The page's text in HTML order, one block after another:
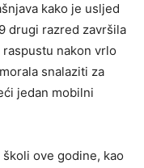
kako je usljed
drugi razred završila
nakon vrlo
snalaziti za
jedan mobilni
ove godine, kao